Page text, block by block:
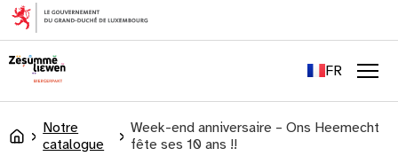
principal
FR
LU
Accueil
Notre
catalogue
Week-end anniversaire – Ons Heemecht
fête ses 10 ans !!